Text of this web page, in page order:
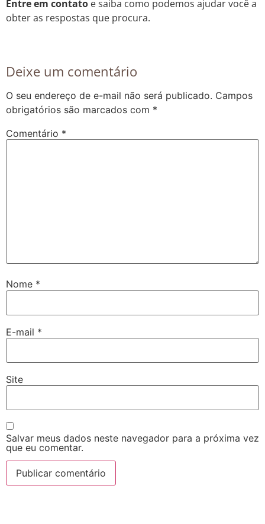
Entre em contato e saiba como podemos ajudar você a
obter as respostas que procura.
Deixe um comentário
O seu endereço de e-mail não será publicado. Campos
obrigatórios são marcados com *
Comentário *
Nome *
E-mail *
Site
Salvar meus dados neste navegador para a próxima vez
que eu comentar.